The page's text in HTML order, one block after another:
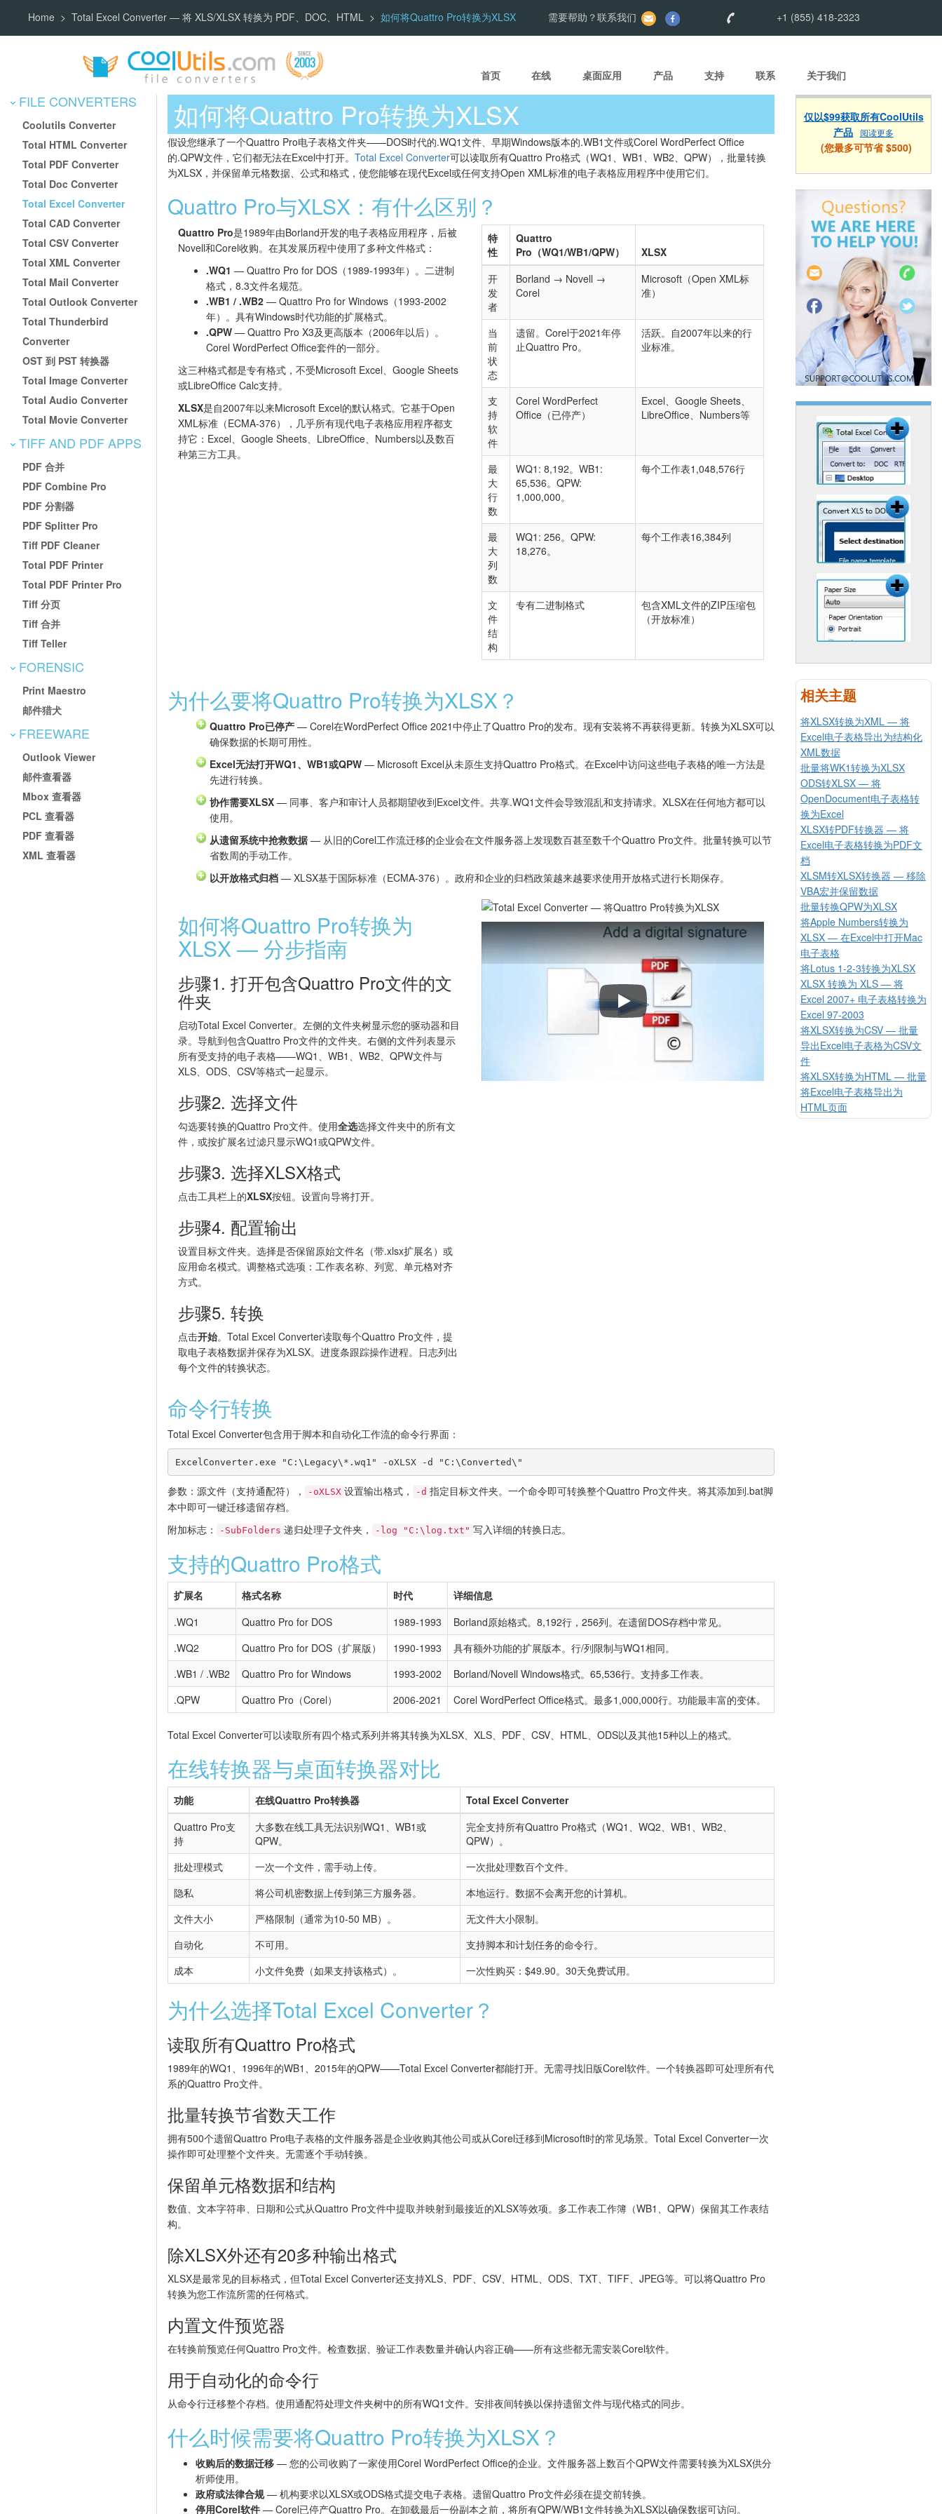
Home Total Excel Converter — 将 XLS/XLSX 转换为 PDF、DOC、HTML 如何将Quattro Pro转换为XLSX 需要帮助？联系我们 +1 (855) 418-2323
首页 在线 桌面应用 产品 支持 联系 关于我们
FILE CONVERTERS
Coolutils Converter
Total HTML Converter
Total PDF Converter
Total Doc Converter
Total Excel Converter
Total CAD Converter
Total CSV Converter
Total XML Converter
Total Mail Converter
Total Outlook Converter
Total Thunderbird
Converter
OST 到 PST 转换器
Total Image Converter
Total Audio Converter
Total Movie Converter
TIFF AND PDF APPS
PDF 合并
PDF Combine Pro
PDF 分割器
PDF Splitter Pro
Tiff PDF Cleaner
Total PDF Printer
Total PDF Printer Pro
Tiff 分页
Tiff 合并
Tiff Teller
FORENSIC
Print Maestro
邮件猎犬
FREEWARE
Outlook Viewer
邮件查看器
Mbox 查看器
PCL 查看器
PDF 查看器
XML 查看器
如何将Quattro Pro转换为XLSX
假设您继承了一个Quattro Pro电子表格文件夹——DOS时代的.WQ1文件、早期Windows版本的.WB1文件或Corel WordPerfect Office
的.QPW文件，它们都无法在Excel中打开。 Total Excel Converter可以读取所有Quattro Pro格式（WQ1、WB1、WB2、QPW），批量转换
为XLSX，并保留单元格数据、公式和格式，使您能够在现代Excel或任何支持Open XML标准的电子表格应用程序中使用它们。
Quattro Pro与XLSX：有什么区别？
Quattro Pro是1989年由Borland开发的电子表格应用程序，后被
Novell和Corel收购。在其发展历程中使用了多种文件格式：
.WQ1 — Quattro Pro for DOS（1989-1993年）。二进制
格式，8.3文件名规范。
.WB1 / .WB2 — Quattro Pro for Windows（1993-2002
年）。具有Windows时代功能的扩展格式。
.QPW — Quattro Pro X3及更高版本（2006年以后）。
Corel WordPerfect Office套件的一部分。
这三种格式都是专有格式，不受Microsoft Excel、Google Sheets
或LibreOffice Calc支持。
XLSX是自2007年以来Microsoft Excel的默认格式。它基于Open
XML标准（ECMA-376），几乎所有现代电子表格应用程序都支
持它：Excel、Google Sheets、LibreOffice、Numbers以及数百
种第三方工具。
特
性
Quattro
Pro（WQ1/WB1/QPW）
XLSX
开
发
者
Borland → Novell →
Corel
Microsoft（Open XML标
准）
当
前
状
态
遗留。Corel于2021年停
止Quattro Pro。
活跃。自2007年以来的行
业标准。
支
持
软
件
Corel WordPerfect
Office（已停产）
Excel、Google Sheets、
LibreOffice、Numbers等
最
大
行
数
WQ1: 8,192。WB1:
65,536。QPW:
1,000,000。
每个工作表1,048,576行
最
大
列
数
WQ1: 256。QPW:
18,276。
每个工作表16,384列
文
件
结
构
专有二进制格式
包含XML文件的ZIP压缩包
（开放标准）
为什么要将Quattro Pro转换为XLSX？
Quattro Pro已停产 — Corel在WordPerfect Office 2021中停止了Quattro Pro的发布。现有安装将不再获得更新。转换为XLSX可以
确保数据的长期可用性。
Excel无法打开WQ1、WB1或QPW — Microsoft Excel从未原生支持Quattro Pro格式。在Excel中访问这些电子表格的唯一方法是
先进行转换。
协作需要XLSX — 同事、客户和审计人员都期望收到Excel文件。共享.WQ1文件会导致混乱和支持请求。XLSX在任何地方都可以
使用。
从遗留系统中抢救数据 — 从旧的Corel工作流迁移的企业会在文件服务器上发现数百甚至数千个Quattro Pro文件。批量转换可以节
省数周的手动工作。
以开放格式归档 — XLSX基于国际标准（ECMA-376）。政府和企业的归档政策越来越要求使用开放格式进行长期保存。
如何将Quattro Pro转换为
XLSX — 分步指南
步骤1. 打开包含Quattro Pro文件的文
件夹
启动Total Excel Converter。左侧的文件夹树显示您的驱动器和目
录。导航到包含Quattro Pro文件的文件夹。右侧的文件列表显示
所有受支持的电子表格——WQ1、WB1、WB2、QPW文件与
XLS、ODS、CSV等格式一起显示。
步骤2. 选择文件
勾选要转换的Quattro Pro文件。使用全选选择文件夹中的所有文
件，或按扩展名过滤只显示WQ1或QPW文件。
步骤3. 选择XLSX格式
点击工具栏上的XLSX按钮。设置向导将打开。
步骤4. 配置输出
设置目标文件夹。选择是否保留原始文件名（带.xlsx扩展名）或
应用命名模式。调整格式选项：工作表名称、列宽、单元格对齐
方式。
步骤5. 转换
点击开始。Total Excel Converter读取每个Quattro Pro文件，提
取电子表格数据并保存为XLSX。进度条跟踪操作进程。日志列出
每个文件的转换状态。
使用Total Excel Converter转换电子表格
命令行转换
Total Excel Converter包含用于脚本和自动化工作流的命令行界面：
ExcelConverter.exe "C:\Legacy\*.wq1" -oXLSX -d "C:\Converted\"
参数：源文件（支持通配符）， -oXLSX 设置输出格式， -d 指定目标文件夹。一个命令即可转换整个Quattro Pro文件夹。将其添加到.bat脚
本中即可一键迁移遗留存档。
附加标志：
-SubFolders 递归处理子文件夹， -log "C:\log.txt" 写入详细的转换日志。
支持的Quattro Pro格式
扩展名 格式名称 时代
详细信息
.WQ1
Quattro Pro for DOS 1989-1993
Borland原始格式。8,192行，256列。在遗留DOS存档中常见。
.WQ2
Quattro Pro for DOS（扩展版） 1990-1993
具有额外功能的扩展版本。行/列限制与WQ1相同。
.WB1 / .WB2
Quattro Pro for Windows 1993-2002
Borland/Novell Windows格式。65,536行。支持多工作表。
.QPW
Quattro Pro（Corel） 2006-2021 Corel WordPerfect Office格式。最多1,000,000行。功能最丰富的变体。
Total Excel Converter可以读取所有四个格式系列并将其转换为XLSX、XLS、PDF、CSV、HTML、ODS以及其他15种以上的格式。
在线转换器与桌面转换器对比
功能 在线Quattro Pro转换器
Total Excel Converter
Quattro Pro支
持
大多数在线工具无法识别WQ1、WB1或
QPW。
完全支持所有Quattro Pro格式（WQ1、WQ2、WB1、WB2、
QPW）。
批处理模式
一次一个文件，需手动上传。
一次批处理数百个文件。
隐私
将公司机密数据上传到第三方服务器。
本地运行。数据不会离开您的计算机。
文件大小
严格限制（通常为10-50 MB）。
无文件大小限制。
自动化
不可用。
支持脚本和计划任务的命令行。
成本
小文件免费（如果支持该格式）。 一次性购买：$49.90。30天免费试用。
为什么选择Total Excel Converter？
读取所有Quattro Pro格式
1989年的WQ1、1996年的WB1、2015年的QPW——Total Excel Converter都能打开。无需寻找旧版Corel软件。一个转换器即可处理所有代
系的Quattro Pro文件。
批量转换节省数天工作
拥有500个遗留Quattro Pro电子表格的文件服务器是企业收购其他公司或从Corel迁移到Microsoft时的常见场景。Total Excel Converter一次
操作即可处理整个文件夹。无需逐个手动转换。
保留单元格数据和结构
数值、文本字符串、日期和公式从Quattro Pro文件中提取并映射到最接近的XLSX等效项。多工作表工作簿（WB1、QPW）保留其工作表结
构。
除XLSX外还有20多种输出格式
XLSX是最常见的目标格式，但Total Excel Converter还支持XLS、PDF、CSV、HTML、ODS、TXT、TIFF、JPEG等。可以将Quattro Pro
转换为您工作流所需的任何格式。
内置文件预览器
在转换前预览任何Quattro Pro文件。检查数据、验证工作表数量并确认内容正确——所有这些都无需安装Corel软件。
用于自动化的命令行
从命令行迁移整个存档。使用通配符处理文件夹树中的所有WQ1文件。安排夜间转换以保持遗留文件与现代格式的同步。
什么时候需要将Quattro Pro转换为XLSX？
收购后的数据迁移 — 您的公司收购了一家使用Corel WordPerfect Office的企业。文件服务器上数百个QPW文件需要转换为XLSX供分
析师使用。
政府或法律合规— 机构要求以XLSX或ODS格式提交电子表格。遗留Quattro Pro文件必须在提交前转换。
停用Corel软件 — Corel已停产Quattro Pro。在卸载最后一份副本之前，将所有QPW/WB1文件转换为XLSX以确保数据可访问。
仅以$99获取所有CoolUtils
产品 阅读更多
(您最多可节省 $500)
相关主题
将XLSX转换为XML — 将
Excel电子表格导出为结构化
XML数据
批量将WK1转换为XLSX
ODS转XLSX — 将
OpenDocument电子表格转
换为Excel
XLSX转PDF转换器 — 将
Excel电子表格转换为PDF文
档
XLSM转XLSX转换器 — 移除
VBA宏并保留数据
批量转换QPW为XLSX
将Apple Numbers转换为
XLSX — 在Excel中打开Mac
电子表格
将Lotus 1-2-3转换为XLSX
XLSX 转换为 XLS — 将
Excel 2007+ 电子表格转换为
Excel 97-2003
将XLSX转换为CSV — 批量
导出Excel电子表格为CSV文
件
将XLSX转换为HTML — 批量
将Excel电子表格导出为
HTML页面